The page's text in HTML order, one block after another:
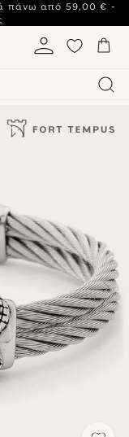
πάνω από 59,00 € -